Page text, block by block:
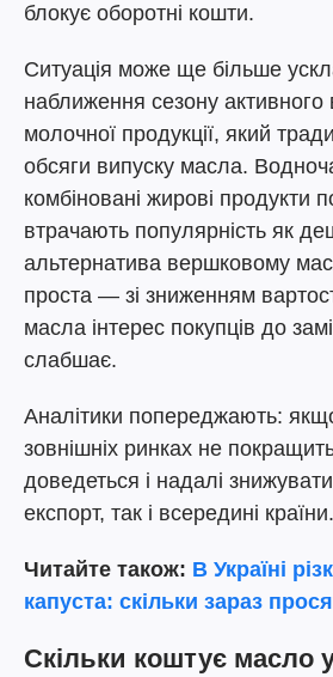
блокує оборотні кошти.
Ситуація може ще більше
наближення сезону активного
молочної продукції, який
обсяги випуску масла.
комбіновані жирові продукти
втрачають популярність як
альтернатива вершковому
проста — зі зниженням
масла інтерес покупців до
слабшає.
Аналітики попереджають:
зовнішніх ринках не
доведеться і надалі
експорт, так і всередині країни.
Читайте також: В Україні
капуста: скільки зараз
Скільки коштує масло